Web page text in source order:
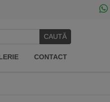
CAUTĂ
CONTACT